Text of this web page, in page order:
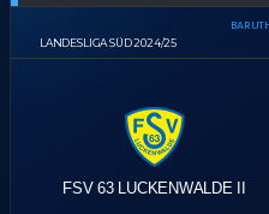
LANDESLIGA SÜD 2024/25
FSV 63 LUCKENWALDE II